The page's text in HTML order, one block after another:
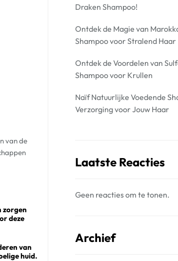
van de
zorgen
deze
van
huid.
Draken Shampoo!
Ontdek de Magie van
Shampoo voor Stralend Haar
Ontdek de Voordelen van
Shampoo voor Krullen
Naïf Natuurlijke Voedende
Verzorging voor Jouw Haar
Laatste Reacties
Geen reacties om te tonen.
Archief